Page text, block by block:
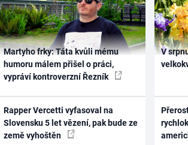
Martyho frky: Táta kvůli mému
humoru málem přišel o práci,
vypráví kontroverzní Řezník
Rapper Vercetti vyfasoval na
Slovensku 5 let vězení, pak bude ze
země vyhoštěn
V